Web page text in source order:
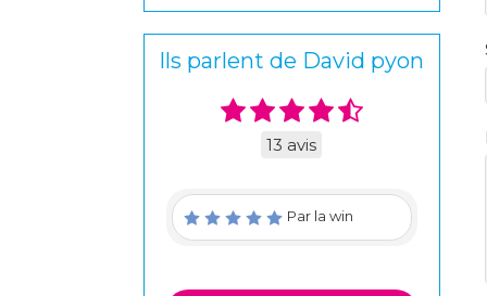
Ils parlent de David pyon
13 avis
Par la win